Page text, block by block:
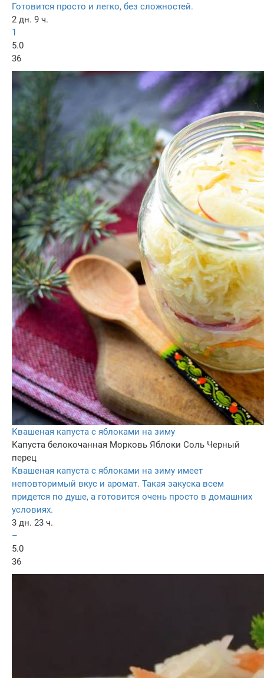
Готовится просто и легко, без сложностей.
2 дн. 9 ч.
1
5.0
36
Квашеная капуста с яблоками на зиму
Капуста белокочанная Морковь Яблоки Соль Черный
перец
Квашеная капуста с яблоками на зиму имеет
неповторимый вкус и аромат. Такая закуска всем
придется по душе, а готовится очень просто в домашних
условиях.
3 дн. 23 ч.
–
5.0
36